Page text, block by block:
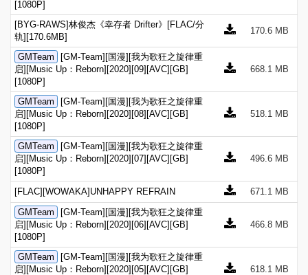
[1080P]
[BYG-RAWS]林俊杰《幸存者 Drifter》[FLAC/分
轨][170.6MB]
170.6 MB
GMTeam
[GM-Team][国漫][我为歌狂之旋律重
启][Music Up：Reborn][2020][09][AVC][GB]
[1080P]
668.1 MB
GMTeam
[GM-Team][国漫][我为歌狂之旋律重
启][Music Up：Reborn][2020][08][AVC][GB]
[1080P]
518.1 MB
GMTeam
[GM-Team][国漫][我为歌狂之旋律重
启][Music Up：Reborn][2020][07][AVC][GB]
[1080P]
496.6 MB
[FLAC][WOWAKA]UNHAPPY REFRAIN
671.1 MB
GMTeam
[GM-Team][国漫][我为歌狂之旋律重
启][Music Up：Reborn][2020][06][AVC][GB]
[1080P]
466.8 MB
GMTeam
[GM-Team][国漫][我为歌狂之旋律重
启][Music Up：Reborn][2020][05][AVC][GB]
618.1 MB